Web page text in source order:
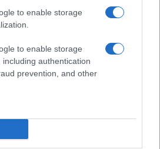
to enable storage
to enable storage
including authentication
prevention, and other
09/06/2021 - 13:11
200 ευρώ: ΝΕΑ –
08/06/2021 - 07:03